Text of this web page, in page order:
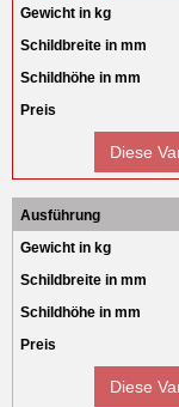
Diese
Diese